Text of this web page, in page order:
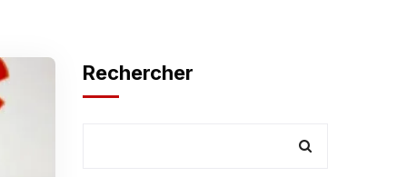
Rechercher